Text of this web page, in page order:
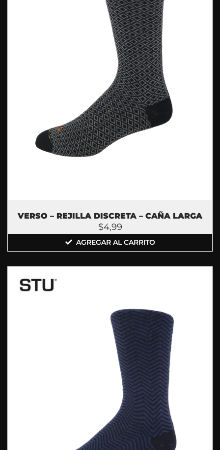
VERSO – REJILLA DISCRETA – CAÑA LARGA
$4,99
AGREGAR AL CARRITO